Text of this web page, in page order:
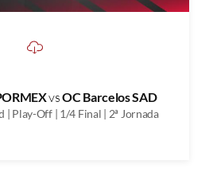
vsOC Barcelos SAD
| Play-Off | 1/4 Final | 2ª Jornada